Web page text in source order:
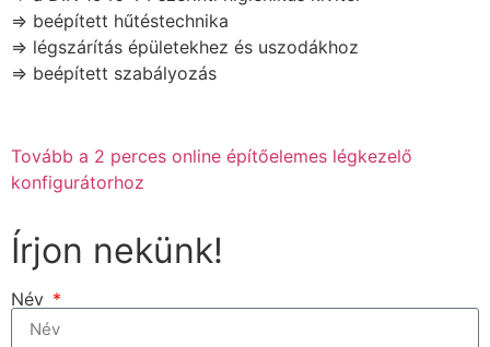
⇒ beépített hűtéstechnika
⇒ légszárítás épületekhez és uszodákhoz
⇒ beépített szabályozás
Tovább a 2 perces online építőelemes légkezelő
konfigurátorhoz
Írjon nekünk!
Név